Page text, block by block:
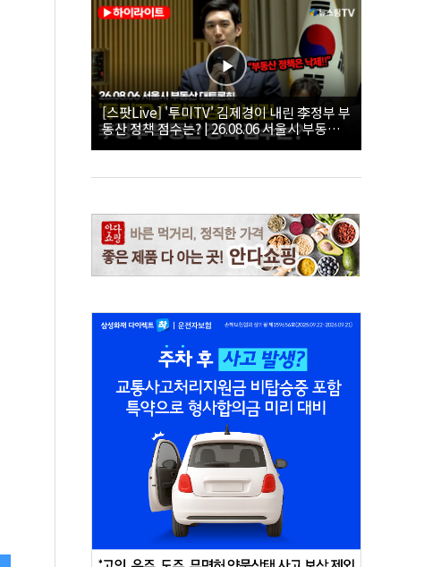
[스팟Live] '투미TV' 김제경이 내린 李정부 부
동산 정책 점수는? | 26.08.06 서울시 부동산
대토론회